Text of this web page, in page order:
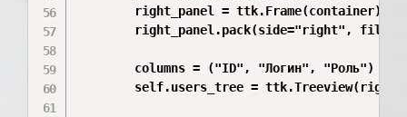
        right_panel = ttk.Frame(container)
right_panel.pack(side="right",
        columns = ("ID", "Логин", "Роль")
self.users_tree =